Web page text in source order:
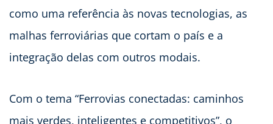
como uma referência às novas tecnologias, as
malhas ferroviárias que cortam o país e a
integração delas com outros modais.​
Com o tema “Ferrovias conectadas: caminhos
mais verdes, inteligentes e competitivos”, o